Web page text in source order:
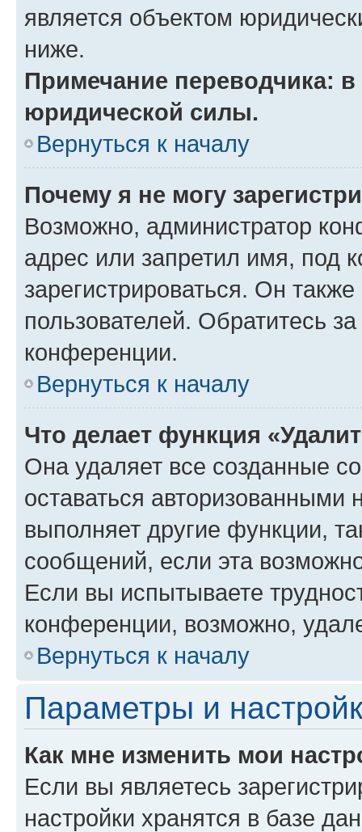
является объектом
ниже.
Примечание переводчика:
юридической силы.
Вернуться к началу
Почему я не могу
Возможно, администратор
адрес или запретил имя, под
зарегистрироваться. Он
пользователей. Обратитесь
конференции.
Вернуться к началу
Что делает функция
Она удаляет все созданные
оставаться авторизованными
выполняет другие функции,
сообщений, если эта
Если вы испытываете
конференции, возможно,
Вернуться к началу
Параметры и
Как мне изменить мои
Если вы являетесь
настройки хранятся в базе